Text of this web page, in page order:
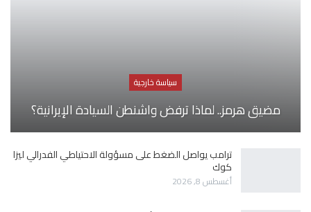
سياسة خارجية
مضيق هرمز.. لماذا ترفض واشنطن السيادة الإيرانية؟
ترامب يواصل الضغط على مسؤولة الاحتياطي الفدرالي ليزا
كوك
أغسطس 8, 2026